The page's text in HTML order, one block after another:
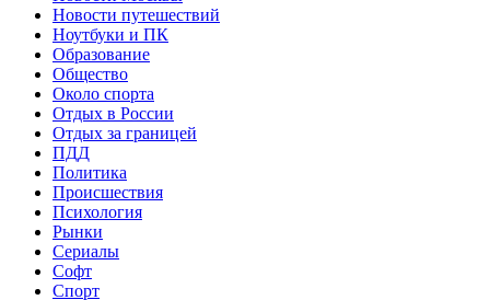
Новости путешествий
Ноутбуки и ПК
Образование
Общество
Около спорта
Отдых в России
Отдых за границей
ПДД
Политика
Происшествия
Психология
Рынки
Сериалы
Софт
Спорт